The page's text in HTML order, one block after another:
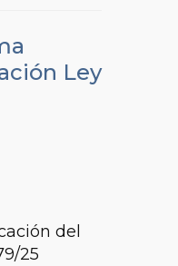
Ley
del
25